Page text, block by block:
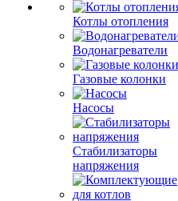
Котлы отопления
Водонагреватели
Газовые колонки
Насосы
Стабилизаторы
напряжения